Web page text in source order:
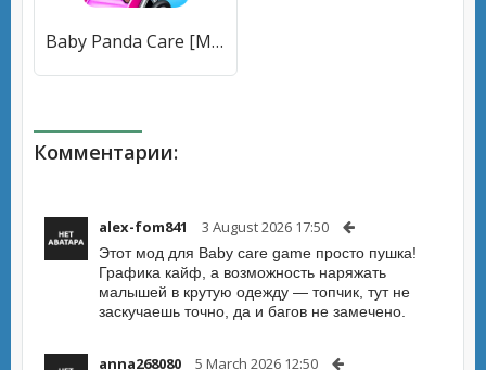
Baby Panda Care [МОД Бесконечные монеты] APK Android
Комментарии:
alex-fom841 3 August 2026 17:50
Этот мод для Baby care game просто пушка!
Графика кайф, а возможность наряжать
малышей в крутую одежду — топчик, тут не
заскучаешь точно, да и багов не замечено.
anna268080 5 March 2026 12:50